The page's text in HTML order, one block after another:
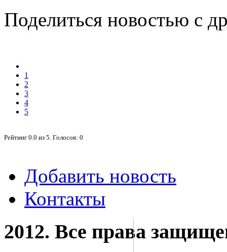
Поделиться новостью с
1
2
3
4
5
Рейтинг 0.0 из 5 . Голосов: 0
Добавить новость
Контакты
2012. Все права